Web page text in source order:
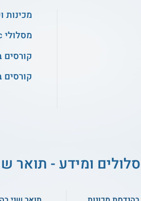
מכינות
מסלולי B.Sc. ו – M.Sc. במדעים
קורסים
קורסים
ומידע - תואר